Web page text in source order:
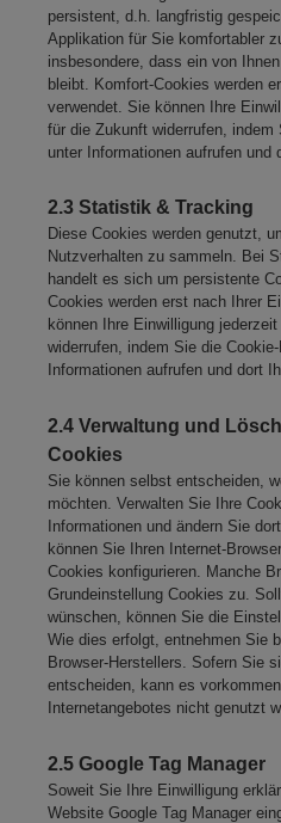
persistent, d.h. langfristig
Applikation für Sie komfortabler
insbesondere, dass ein von
bleibt. Komfort-Cookies werden
verwendet. Sie können Ihre
für die Zukunft widerrufen,
unter Informationen aufrufen und
2.3 Statistik & Tracking
Diese Cookies werden genutzt,
Nutzverhalten zu sammeln. Bei
handelt es sich um persistente
Cookies werden erst nach Ihrer
können Ihre Einwilligung
widerrufen, indem Sie die
Informationen aufrufen und dort
2.4 Verwaltung und
Cookies
Sie können selbst entscheiden,
möchten. Verwalten Sie Ihre
Informationen und ändern Sie
können Sie Ihren Internet-
Cookies konfigurieren. Manche
Grundeinstellung Cookies zu.
wünschen, können Sie die
Wie dies erfolgt, entnehmen Sie
Browser-Herstellers. Sofern Sie
entscheiden, kann es
Internetangebotes nicht genutzt
2.5 Google Tag Manager
Soweit Sie Ihre Einwilligung
Website Google Tag Manager